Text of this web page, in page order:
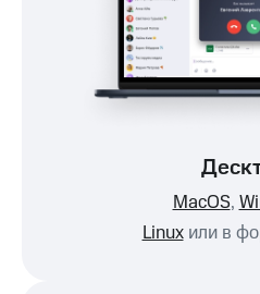
MacOS,
Linuxили в